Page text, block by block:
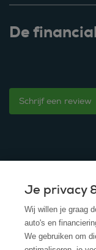
De
Schrijf een review
© 2025 - ROS
Algemene
Je privacy
Wij willen je graag
auto's en
We gebruiken om